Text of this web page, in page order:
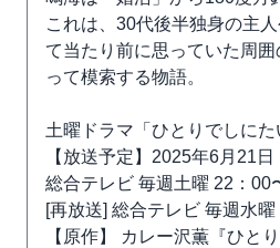
これは、30代後半独身の主
て当たり前に思っていた周
って模索する物語。
土曜ドラマ「ひとりでしにた
【放送予定】2025年6月21
総合テレビ 毎週土曜 22：00
[再放送] 総合テレビ 毎週水
【原作】 カレー沢薫『ひと